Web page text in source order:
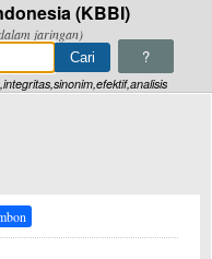
(KBBI)
jaringan)
?